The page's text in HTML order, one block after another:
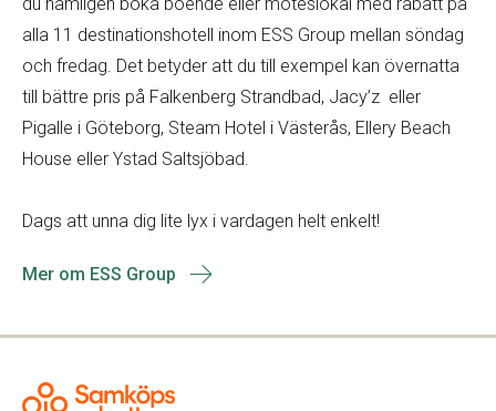
alla 11 destinationshotell inom ESS Group mellan söndag
och fredag. Det betyder att du till exempel kan övernatta
till bättre pris på Falkenberg Strandbad, Jacy’z eller
Pigalle i Göteborg, Steam Hotel i Västerås, Ellery Beach
House eller Ystad Saltsjöbad.
Dags att unna dig lite lyx i vardagen helt enkelt!
Mer om ESS Group